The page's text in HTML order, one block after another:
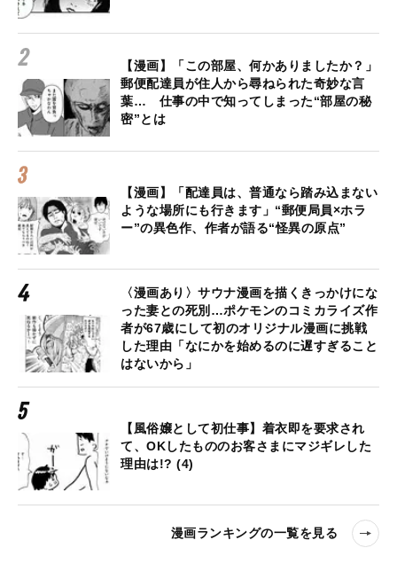
【漫画】「この部屋、何かありましたか？」
郵便配達員が住人から尋ねられた奇妙な言
葉… 仕事の中で知ってしまった“部屋の秘
密”とは
【漫画】「配達員は、普通なら踏み込まない
ような場所にも行きます」“郵便局員×ホラ
ー”の異色作、作者が語る“怪異の原点”
〈漫画あり〉サウナ漫画を描くきっかけにな
った妻との死別…ポケモンのコミカライズ作
者が67歳にして初のオリジナル漫画に挑戦
した理由「なにかを始めるのに遅すぎること
はないから」
【風俗嬢として初仕事】着衣即を要求され
て、OKしたもののお客さまにマジギレした
理由は!? (4)
漫画ランキングの一覧を見る